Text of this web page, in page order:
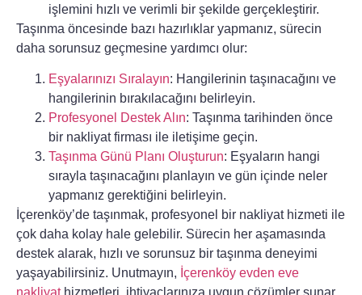
işlemini hızlı ve verimli bir şekilde gerçekleştirir.
Taşınma öncesinde bazı hazırlıklar yapmanız, sürecin
daha sorunsuz geçmesine yardımcı olur:
Eşyalarınızı Sıralayın: Hangilerinin taşınacağını ve
hangilerinin bırakılacağını belirleyin.
Profesyonel Destek Alın: Taşınma tarihinden önce
bir nakliyat firması ile iletişime geçin.
Taşınma Günü Planı Oluşturun: Eşyaların hangi
sırayla taşınacağını planlayın ve gün içinde neler
yapmanız gerektiğini belirleyin.
İçerenköy’de taşınmak, profesyonel bir nakliyat hizmeti ile
çok daha kolay hale gelebilir. Sürecin her aşamasında
destek alarak, hızlı ve sorunsuz bir taşınma deneyimi
yaşayabilirsiniz. Unutmayın, İçerenköy evden eve
nakliyathizmetleri, ihtiyaçlarınıza uygun çözümler sunar.